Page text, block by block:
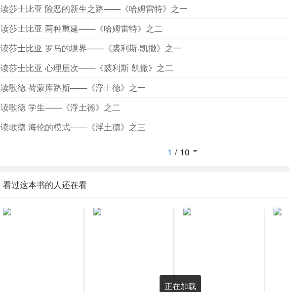
读莎士比亚 险恶的新生之路——《哈姆雷特》之一
读莎士比亚 两种重建——《哈姆雷特》之二
读莎士比亚 罗马的境界——《裘利斯·凯撒》之一
读莎士比亚 心理层次——《裘利斯·凯撒》之二
读歌德 荷蒙库路斯——《浮士德》之一
读歌德 学生——《浮土德》之二
读歌德 海伦的模式——《浮土德》之三
1 / 10
看过这本书的人还在看
正在加载